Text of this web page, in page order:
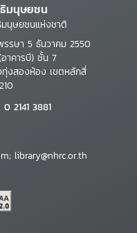
มนุษยชน
นุษยชนแห่งชาติ
รษา 5 ธันวาคม 2550
าคารบี) ชั้น 7
งสองห้อง เขตหลักสี่
0 2141 3881
library@nhrc.or.th